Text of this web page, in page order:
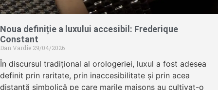
Noua definiție a luxului accesibil: Frederique
Constant
Dan Vardie 29/04/2026
În discursul tradițional al orologeriei, luxul a fost adesea
definit prin raritate, prin inaccesibilitate și prin acea
distanță simbolică pe care marile maisons au cultivat-o